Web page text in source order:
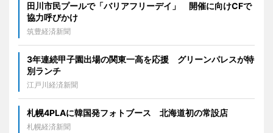
田川市民プールで「バリアフリーデイ」 開催に向けCFで
協力呼びかけ
筑豊経済新聞
3年連続甲子園出場の関東一高を応援 グリーンパレスが特
別ランチ
江戸川経済新聞
札幌4PLAに韓国発フォトブース 北海道初の常設店
札幌経済新聞